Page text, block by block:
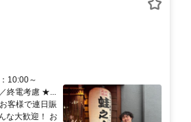
10:00～
終電考慮 ★...
客様で連日賑
な大歓迎！ お